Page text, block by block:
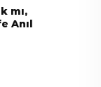
mı,
Anıl